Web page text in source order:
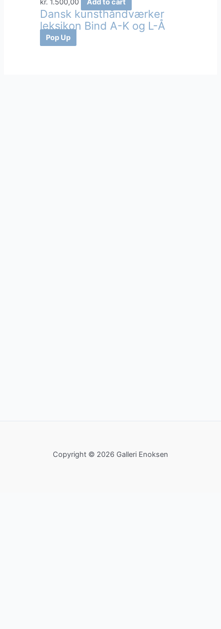
kr. 1.500,00 Add to cart
Dansk kunsthåndværker
leksikon Bind A-K og L-Å
Pop Up
Copyright © 2026 Galleri Enoksen